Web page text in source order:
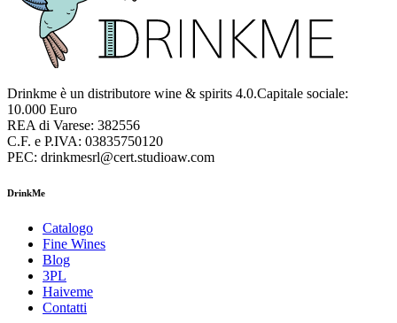
Drinkme è un distributore wine & spirits 4.0.Capitale sociale:
10.000 Euro
REA di Varese: 382556
C.F. e P.IVA: 03835750120
PEC: drinkmesrl@cert.studioaw.com
DrinkMe
Catalogo
Fine Wines
Blog
3PL
Haiveme
Contatti